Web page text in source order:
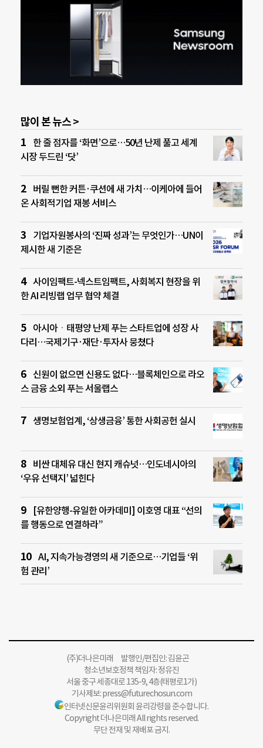
많이 본 뉴스 >
한 줄 점자를 ‘화면’으로…50년 난제 풀고 세계
시장 두드린 ‘닷’
버릴 뻔한 커튼·쿠션에 새 가치…이케아에 들어
온 사회적기업 재봉 서비스
기업자원봉사의 ‘진짜 성과’는 무엇인가…UN이
제시한 새 기준은
사이임팩트-넥스트임팩트, 사회복지 현장을 위
한 AI 리빙랩 업무 협약 체결
아시아ㆍ태평양 난제 푸는 스타트업에 성장 사
다리…국제기구·재단·투자사 뭉쳤다
신원이 없으면 신용도 없다…블록체인으로 라오
스 금융 소외 푸는 서울랩스
생명보험업계, ‘상생금융’ 통한 사회공헌 실시
비싼 대체유 대신 현지 캐슈넛…인도네시아의
‘우유 선택지’ 넓힌다
[유한양행-유일한 아카데미] 이호영 대표 “선의
를 행동으로 연결하라”
AI, 지속가능경영의 새 기준으로…기업들 ‘위
험 관리’
(주)더나은미래 발행인/편집인: 김윤곤
청소년보호정책 책임자: 정유진
서울 중구 세종대로 135-9, 4층(태평로1가)
기사제보:press@futurechosun.com
인터넷신문윤리위원회 윤리강령을 준수합니다.
Copyright 더나은미래 All rights reserved.
무단 전재 및 재배포 금지.